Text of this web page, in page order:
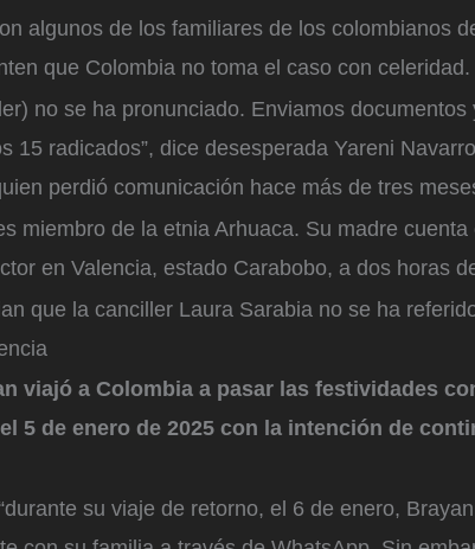
algunos de los familiares de los colombianos
que Colombia no toma el caso con celeridad.
no se ha pronunciado. Enviamos documentos
15 radicados”, dice desesperada Yareni
perdió comunicación hace más de tres
miembro de la etnia Arhuaca. Su madre cuenta
en Valencia, estado Carabobo, a dos horas
que la canciller Laura Sarabia no se ha
viajó a Colombia a pasar las festividades
5 de enero de 2025 con la intención de
su viaje de retorno, el 6 de enero,